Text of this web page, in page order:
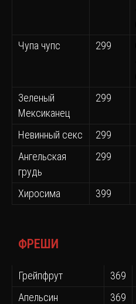
Чупа чупс 299
Зеленый
Мексиканец
299
Невинный секс
299
Ангельская
грудь
299
Хиросима 399
ФРЕШИ
Грейпфрут 369
Апельсин
369